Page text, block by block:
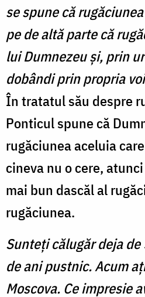
se spune că
pe de altă parte că
lui Dumnezeu și, prin
dobândi prin propria
În tratatul său despre
Ponticul spune că
rugăciunea aceluia
cineva nu o cere,
mai bun dascăl al
rugăciunea.
Sunteţi călugăr deja
de ani pustnic. Acum
Moscova. Ce impresie